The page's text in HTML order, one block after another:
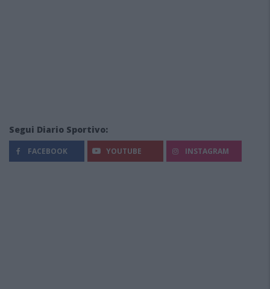
Segui Diario Sportivo:
FACEBOOK YOUTUBE INSTAGRAM